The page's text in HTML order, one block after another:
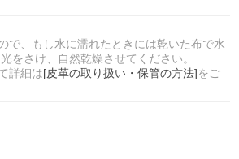
で、もし水に濡れたときには乾いた布で水
をさけ、自然乾燥させてください。
詳細は[皮革の取り扱い・保管の方法]をご